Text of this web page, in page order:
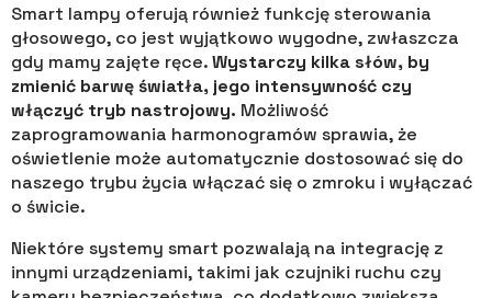
Smart lampy oferują również funkcję sterowania
głosowego, co jest wyjątkowo wygodne, zwłaszcza
gdy mamy zajęte ręce.Wystarczy kilka słów, by
zmienić barwę światła, jego intensywność czy
włączyć tryb nastrojowy. Możliwość
zaprogramowania harmonogramów sprawia, że
oświetlenie może automatycznie dostosować się do
naszego trybu życia włączać się o zmroku i wyłączać
o świcie.
Niektóre systemy smart pozwalają na integrację z
innymi urządzeniami, takimi jak czujniki ruchu czy